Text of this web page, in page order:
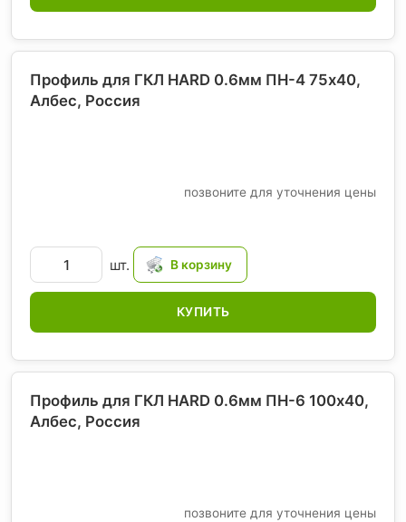
Профиль для ГКЛ HARD 0.6мм ПН-4 75x40,
Албес, Россия
позвоните для уточнения цены
шт.
КУПИТЬ
Профиль для ГКЛ HARD 0.6мм ПН-6 100х40,
Албес, Россия
позвоните для уточнения цены